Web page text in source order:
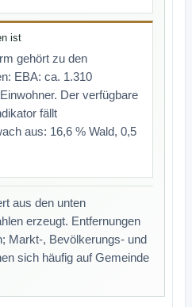
ist
gehört zu den
EBA: ca. 1.310
Der verfügbare
fällt
aus: 16,6 % Wald, 0,5
aus den unten
erzeugt. Entfernungen
Markt-, Bevölkerungs- und
sich häufig auf Gemeinde